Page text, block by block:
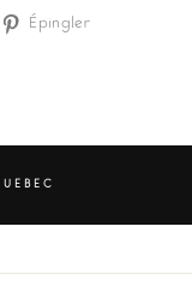
Épingler